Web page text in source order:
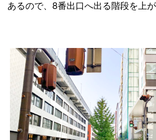
あるので、8番出口へ出る階段を上が